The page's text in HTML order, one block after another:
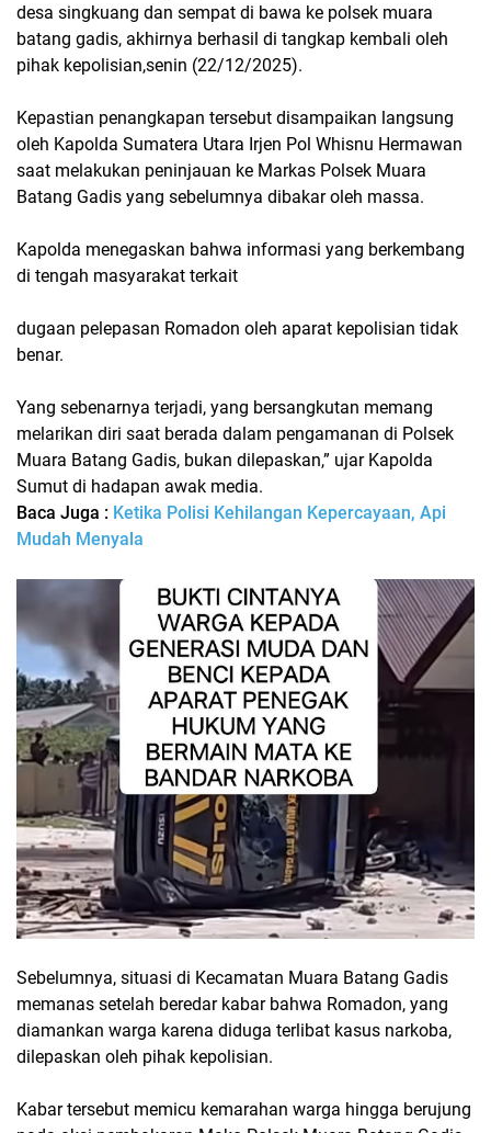
desa singkuang dan sempat di bawa ke polsek muara
batang gadis, akhirnya berhasil di tangkap kembali oleh
pihak kepolisian,senin (22/12/2025).
Kepastian penangkapan tersebut disampaikan langsung
oleh Kapolda Sumatera Utara Irjen Pol Whisnu Hermawan
saat melakukan peninjauan ke Markas Polsek Muara
Batang Gadis yang sebelumnya dibakar oleh massa.
Kapolda menegaskan bahwa informasi yang berkembang
di tengah masyarakat terkait
dugaan pelepasan Romadon oleh aparat kepolisian tidak
benar.
Yang sebenarnya terjadi, yang bersangkutan memang
melarikan diri saat berada dalam pengamanan di Polsek
Muara Batang Gadis, bukan dilepaskan,” ujar Kapolda
Sumut di hadapan awak media.
Baca Juga : Ketika Polisi Kehilangan Kepercayaan, Api
Mudah Menyala
Sebelumnya, situasi di Kecamatan Muara Batang Gadis
memanas setelah beredar kabar bahwa Romadon, yang
diamankan warga karena diduga terlibat kasus narkoba,
dilepaskan oleh pihak kepolisian.
Kabar tersebut memicu kemarahan warga hingga berujung